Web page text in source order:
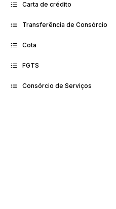
Carta de crédito
Transferência de Consórcio
Cota
FGTS
Consórcio de Serviços